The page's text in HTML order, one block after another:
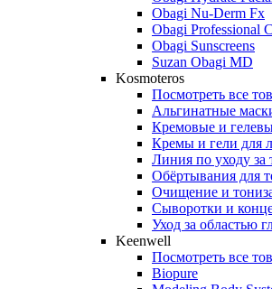
Obagi Nu-Derm Fx
Obagi Professional C
Obagi Sunscreens
Suzan Obagi MD
Kosmoteros
Посмотреть все
Альгинатные
Кремовые и
Кремы и гели для
Линия по уходу за
Обёртывания для
Очищение и
Сыворотки и
Уход за областью
Keenwell
Посмотреть все
Biopure